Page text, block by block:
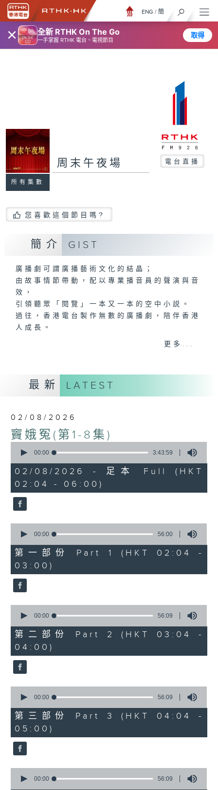
× 全新 RTHK On The Go
一手掌握 RTHK 電台、電視節目
取得
ENG / 簡
所有集數
周末午夜場 電台直播
您喜歡這個節目嗎?
簡介 GIST
廣播劇可謂廣播藝術文化的結晶；
由故事情節帶動，配以專業播音員的聲演與音
效，
引領聽眾「閱覽」一本又一本的空中小説。
過往，香港電台製作無數的廣播劇，陪伴香港
人成長。
從不同年代的廣播劇中，可以窺探當時的社會
讓香港電台文化寶庫一一重現！
更多...
最新 LATEST
02/08/2026
竇娥冤(第1-8集)
seconds
3
hours,
43
minutes,
59
seconds
00:00 3:43:59
02/08/2026 - 足本 Full (HKT
02:04 - 06:00)
seconds
56
minutes,
0
seconds
00:00 56:00
第一部份 Part 1 (HKT 02:04 -
03:00)
seconds
56
minutes,
9
seconds
00:00 56:09
第二部份 Part 2 (HKT 03:04 -
04:00)
seconds
56
minutes,
9
seconds
00:00 56:09
第三部份 Part 3 (HKT 04:04 -
05:00)
seconds
00:00 56:09